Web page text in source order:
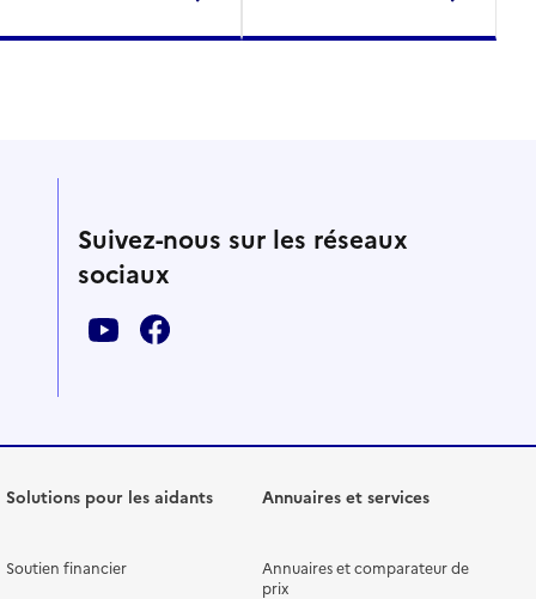
Suivez-nous sur les réseaux
sociaux
Solutions pour les aidants
Soutien financier
Annuaires et services
Annuaires et comparateur de
prix